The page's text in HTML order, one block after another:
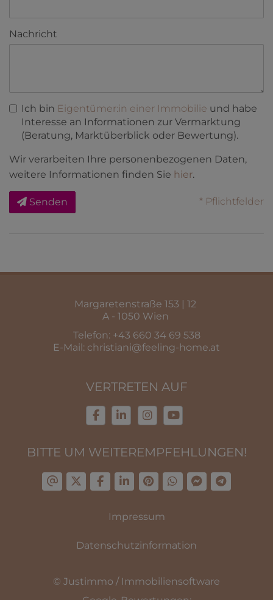
Nachricht
Ich bin Eigentümer:in einer Immobilie und habe
Interesse an Informationen zur Vermarktung
(Beratung, Marktüberblick oder Bewertung).
Wir verarbeiten Ihre personenbezogenen Daten,
weitere Informationen finden Sie hier.
Senden * Pflichtfelder
Margaretenstraße 153 | 12
A - 1050 Wien
Telefon: +43 660 34 69 538
E-Mail: christiani@feeling-home.at
VERTRETEN AUF
BITTE UM WEITEREMPFEHLUNGEN!
Impressum
Datenschutzinformation
© Justimmo / Immobiliensoftware